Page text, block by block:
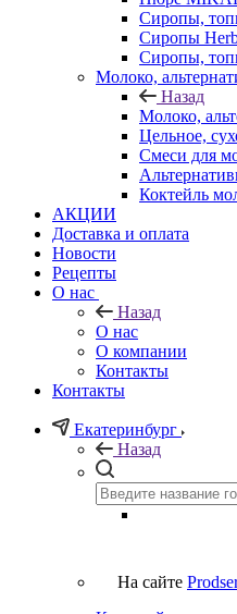
Сиропы,
Сиропы
Сиропы,
Молоко,
Назад
Молоко,
Цельное,
Смеси для
Коктейль
АКЦИИ
Доставка и оплата
Новости
Рецепты
О нас
Назад
О нас
О компании
Контакты
Контакты
Екатеринбург
Назад
На сайте